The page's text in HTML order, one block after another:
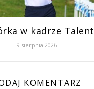
w kadrze Talent
9 sierpnia 2026
KOMENTARZ